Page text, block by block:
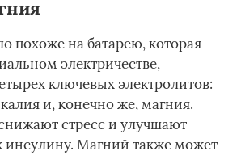
похоже на батарею, которая
электричестве,
ключевых электролитов:
и, конечно же, магния.
стресс и улучшают
инсулину. Магний также может